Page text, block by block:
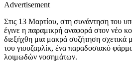
Advertisement
Στις 13 Μαρτίου, στη συνάντηση του
έγινε η παραμικρή αναφορά στον νέο
διεξήχθη μια μακρά συζήτηση
του γιουζαρλίκ, ένα παραδοσιακό
λοιμωδών νοσημάτων.